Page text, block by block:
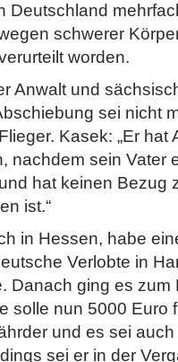
Deutschland
schwerer
worden.
Anwalt und
sei nicht
Kasek: „Er hat
nachdem sein Vater
hat keinen Bezug
ist.“
in Hessen, habe
Verlobte in
Danach ging es zum
solle nun 5000 Euro
und es sei
sei er in der